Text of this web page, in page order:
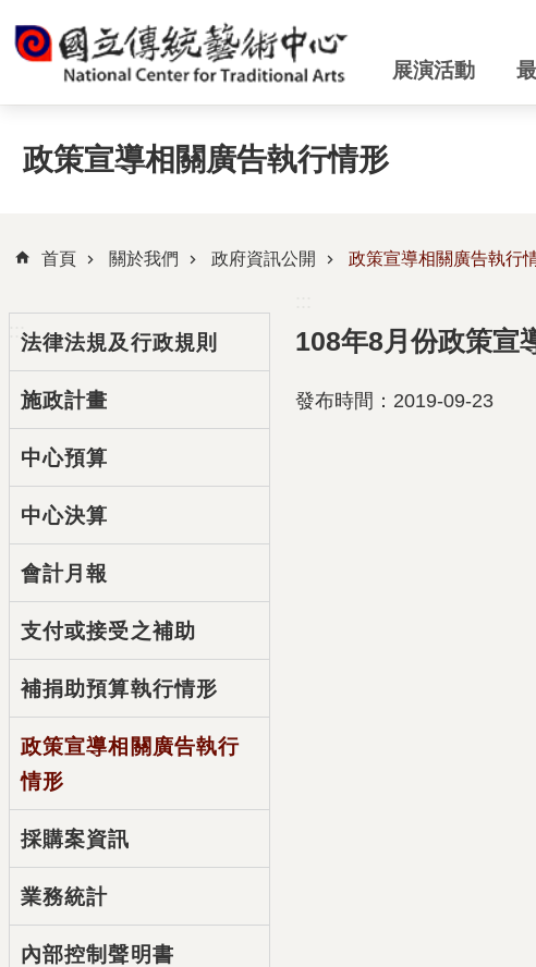
跳到主要內容區塊
展演活動
政策宣導相關廣告執行情形
首頁 關於我們 政府資訊公開 政策宣導相關廣告執行
:::法律法規及行政規則
施政計畫
中心預算
中心決算
會計月報
支付或接受之補助
補捐助預算執行情形
政策宣導相關廣告執行
情形
採購案資訊
業務統計
內部控制聲明書
108年8月份政策宣
發布時間：2019-09-23